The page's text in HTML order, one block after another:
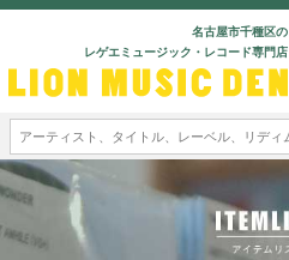
名古屋市千種区の
レゲエミュージック・レコード専門店